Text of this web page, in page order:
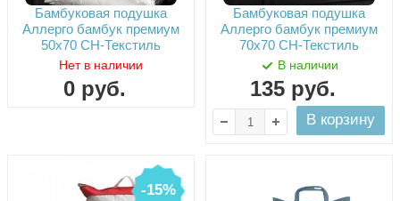
Бамбуковая подушка
Аллерго бамбук премиум
50х70 СН-Текстиль
Нет в наличии
0 руб.
Бамбуковая подушка
Аллерго бамбук премиум
70х70 СН-Текстиль
В наличии
135 руб.
В корзину
-15%